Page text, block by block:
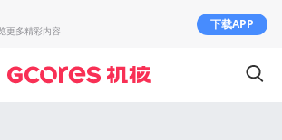
更多精彩内容 下载APP